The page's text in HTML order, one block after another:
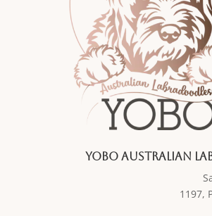
Yobo Australian
1197,